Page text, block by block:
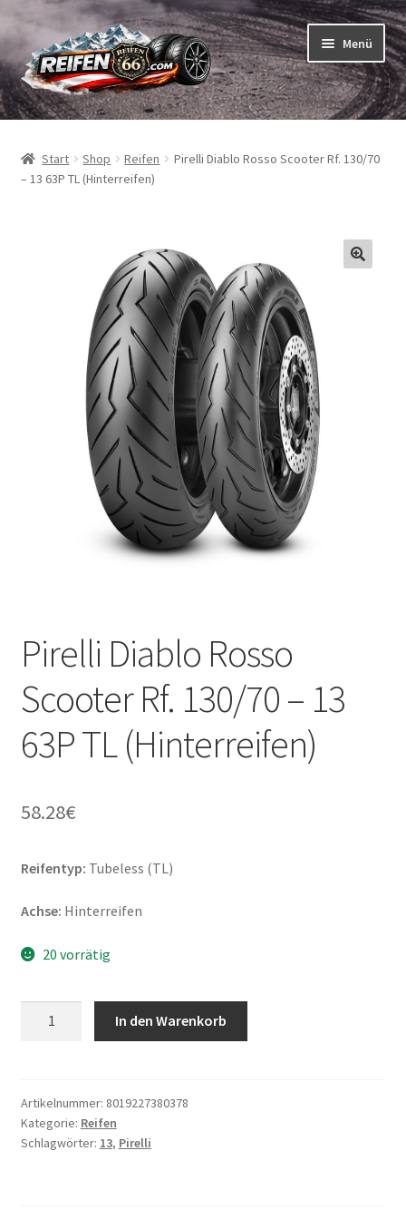
Zur
Navigation
springen
Zum
Inhalt
springen
Menü
Reifen
Schläuche
Reifentests
Start Shop Reifen
Pirelli Diablo Rosso Scooter Rf. 130/70
– 13 63P TL (Hinterreifen)
Pirelli Diablo Rosso
Scooter Rf. 130/70 – 13
63P TL (Hinterreifen)
58.28€
Reifentyp: Tubeless (TL)
Achse: Hinterreifen
20 vorrätig
Rf.
130/70
-
In den Warenkorb
Artikelnummer: 8019227380378
Kategorie: Reifen
Schlagwörter: 13, Pirelli